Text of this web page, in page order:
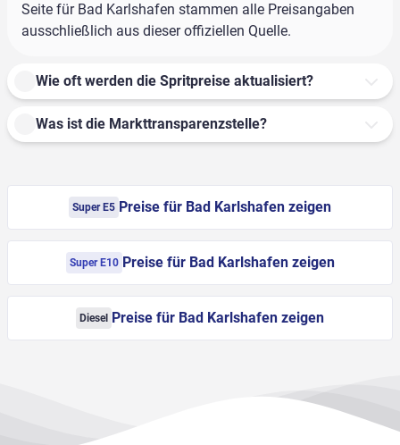
Seite für Bad Karlshafen stammen alle Preisangaben
ausschließlich aus dieser offiziellen Quelle.
Wie oft werden die Spritpreise aktualisiert?
Was ist die Markttransparenzstelle?
Super E5 Preise für Bad Karlshafen zeigen
Super E10 Preise für Bad Karlshafen zeigen
Diesel Preise für Bad Karlshafen zeigen